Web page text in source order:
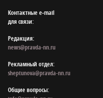
Контактные e‑mail
для связи:
Редакция:
news@pravda-nn.ru
Рекламный отдел:
sheptunova@pravda-nn.ru
Общие вопросы: